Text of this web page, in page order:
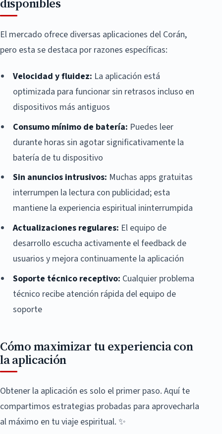
El mercado ofrece diversas aplicaciones del Corán,
pero esta se destaca por razones específicas:
Velocidad y fluidez: La aplicación está
optimizada para funcionar sin retrasos incluso en
dispositivos más antiguos
Consumo mínimo de batería: Puedes leer
durante horas sin agotar significativamente la
batería de tu dispositivo
Sin anuncios intrusivos: Muchas apps gratuitas
interrumpen la lectura con publicidad; esta
mantiene la experiencia espiritual ininterrumpida
Actualizaciones regulares: El equipo de
desarrollo escucha activamente el feedback de
usuarios y mejora continuamente la aplicación
Soporte técnico receptivo: Cualquier problema
técnico recibe atención rápida del equipo de
soporte
Cómo maximizar tu experiencia con
la aplicación
Obtener la aplicación es solo el primer paso. Aquí te
compartimos estrategias probadas para aprovecharla
al máximo en tu viaje espiritual. ✨